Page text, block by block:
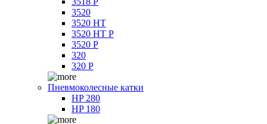
3520
3520 HT
3520 HT P
3520 P
320
320 P
Пневмоколесные катки
HP 280
HP 180